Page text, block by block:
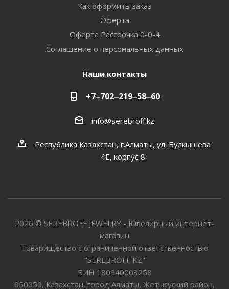
Как оформить заказ
Оферта
Оферта Рассрочка 0-0-4
Соглашение о персональных данных
Наши контакты
+7‒702‒219‒58‒60
info@serebroff.kz
Республика Казахстан, г.Алматы, ул. Булкышева
4Е, корпус 8
2026 © SEREBROFF JEWELRY - Ювелирный интернет-
магазин
Товарищество с ограниченной ответственностью
"SEREBROFF KZ"
БИН 180940003258
050050, Казахстан, город Алматы, Жетысуский район,